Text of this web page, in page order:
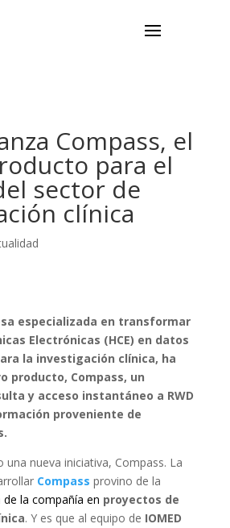
Compass, el
para el
sector de
clínica
especializada en transformar
Electrónicas (HCE) en datos
la investigación clínica, ha
producto, Compass, un
y acceso instantáneo a RWD
proveniente de
una nueva iniciativa, Compass. La
Compass provino de la
de la compañía en proyectos de
. Y es que al equipo de IOMED